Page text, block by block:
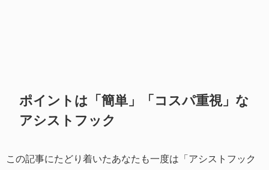
ポイントは「簡単」「コスパ重視」な
アシストフック
この記事にたどり着いたあなたも一度は「アシストフック